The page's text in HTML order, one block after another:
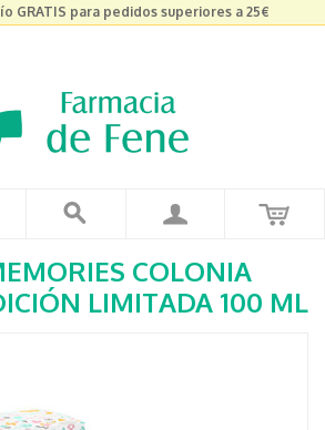
GRATIS para pedidos superiores a 25€
COLONIA
LIMITADA 100 ML